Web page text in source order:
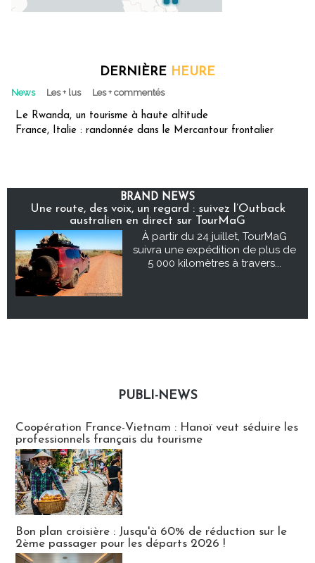
DERNIÈRE HEURE
News Les + lus Les + commentés
Le Rwanda, un tourisme à haute altitude
France, Italie : randonnée dans le Mercantour frontalier
BRAND NEWS
Une route, des voix, un regard : suivez l’Outback
australien en direct sur TourMaG
À partir du 24 juillet, TourMaG
suivra une expédition de plus de
5 000 kilomètres à travers...
PUBLI-NEWS
Coopération France-Vietnam : Hanoï veut séduire les
professionnels français du tourisme
Bon plan croisière : Jusqu'à 60% de réduction sur le
2ème passager pour les départs 2026 !